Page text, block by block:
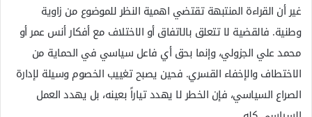
غير أن القراءة المنتبهة تقتضي اهمية النظر للموضوع من زاوية
وطنية. فالقضية لا تتعلق بالاتفاق أو الاختلاف مع أفكار أنس عمر أو
محمد علي الجزولي، وإنما بحق أي فاعل سياسي في الحماية من
الاختطاف والإخفاء القسري. فحين يصبح تغييب الخصوم وسيلة لإدارة
الصراع السياسي، فإن الخطر لا يهدد تياراً بعينه، بل يهدد العمل